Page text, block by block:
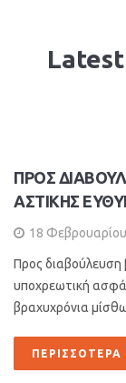
ΠΡΟΣ
ΑΣΤΙΚΗΣ
18
Προς διαβούλευση
υποχρεωτική
βραχυχρόνια
ΠΕΡΙΣΣΌΤΕΡΑ